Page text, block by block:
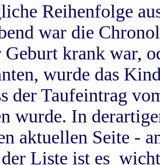
Reihenfolge
war die
Geburt krank war,
wurde das
der Taufeintrag
wurde. In
aktuellen Seite -
Liste ist es